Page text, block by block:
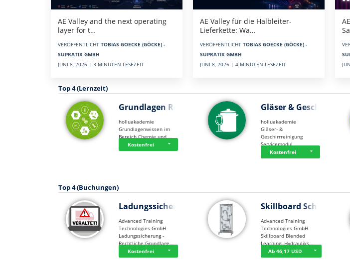
AE Valley and the next operating
layer for t…
VERÖFFENTLICHT TOBIAS GOECKE (GÖCKE) -
SUPRATIX GMBH
JUNI 8, 2026 | 3 MINUTEN LESEZEIT
AE Valley für die Halbleiter-
Lieferkette: Wa…
VERÖFFENTLICHT TOBIAS GOECKE (GÖCKE) -
SUPRATIX GMBH
JUNI 8, 2026 | 4 MINUTEN LESEZEIT
Top 4 (Lernzeit)
Grundlagen Rein…
holluakademie
Grundlagenwissen im
Bereich Chemie und …
Kostenfrei
Gläser & Geschi…
holluakademie
Gläser- &
Geschirrreinigung
Servicemodul
Kostenfrei
Top 4 (Buchungen)
Ladungssicherung
Advanced Training
Technologies GmbH
Ladungssicherung -
Rechtliche Grundlage…
Kostenfrei
Skillboard Schl…
Advanced Training
Technologies GmbH
Skillboard Blended
Learning: Hydrauliks…
Ab 46,17 USD